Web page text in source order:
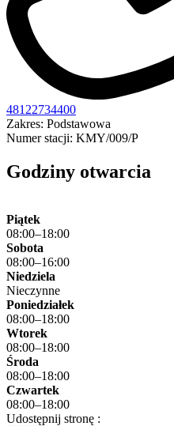
48122734400
Zakres: Podstawowa
Numer stacji: KMY/009/P
Godziny otwarcia
Piątek
08:00–18:00
Sobota
08:00–16:00
Niedziela
Nieczynne
Poniedziałek
08:00–18:00
Wtorek
08:00–18:00
Środa
08:00–18:00
Czwartek
08:00–18:00
Udostępnij stronę :